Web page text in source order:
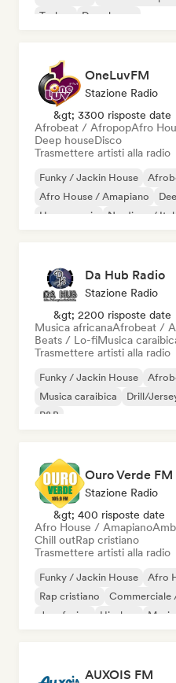
Techno
Deep house
OneLuvFM
Stazione Radio
&gt; 3300 risposte date
Afrobeat / AfropopAfro
Deep houseDisco
Trasmettere artisti alla radio
Funky / Jackin House
Afro House / Amapiano
House music
Nu-disco / Italo
Da Hub Radio
Stazione Radio
&gt; 2200 risposte date
Musica africanaAfrobeat /
Beats / Lo-fiMusica
Trasmettere artisti alla radio
Funky / Jackin House
Musica caraibica
Drill/
R&B
Ouro Verde FM
Stazione Radio
&gt; 400 risposte date
Afro House / Amapiano
Chill outRap cristiano
Trasmettere artisti alla radio
Funky / Jackin House
Afro
Rap cristiano
Commerciale
Jazz fusion
Hip-hop
AUXOIS FM